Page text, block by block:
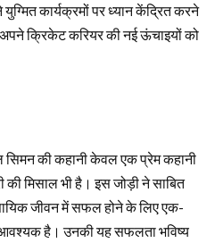
कार्यक्रमों पर ध्यान केंद्रित करने
क्रिकेट करियर की नई ऊंचाइयों को
की कहानी केवल एक प्रेम कहानी
की मिसाल भी है। इस जोड़ी ने साबित
जीवन में सफल होने के लिए एक-
है। उनकी यह सफलता भविष्य